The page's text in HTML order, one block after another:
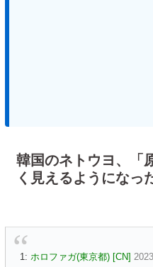
韓国のネトウヨ、「
く見えるようになっ
1: ホロファガ(東京都) [CN]